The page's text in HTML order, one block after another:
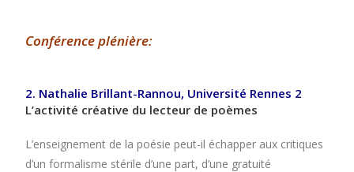
Conférence plénière:
2. Nathalie Brillant-Rannou, Université Rennes 2
L’activité créative du lecteur de poèmes
L’enseignement de la poésie peut-il échapper aux critiques
d’un formalisme stérile d’une part, d’une gratuité